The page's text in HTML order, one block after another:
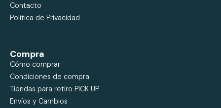
Contacto
Política de Privacidad
Compra
Cómo comprar
Condiciones de compra
Tiendas para retiro PICK UP
Envíos y Cambios